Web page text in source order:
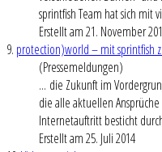
sprintfish Team hat sich mit
Erstellt am 21. November
9. protection)world – mit sprintfish
(Pressemeldungen)
... die Zukunft im
die alle aktuellen
Internetauftritt besticht
Erstellt am 25. Juli 2014